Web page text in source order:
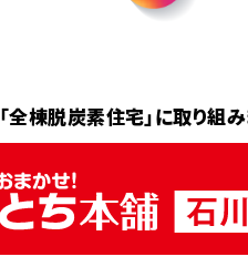
「全棟脱炭素住宅」に取り組